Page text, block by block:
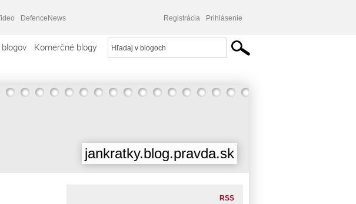
DefenceNews Registrácia Prihlásenie
Komerčné blogy
jankratky.blog.pravda.sk
RSS